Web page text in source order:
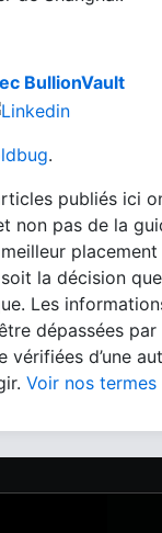
BullionVault
.
publiés ici
non pas de la
la décision
Les
dépassées par
d’une
Voir nos